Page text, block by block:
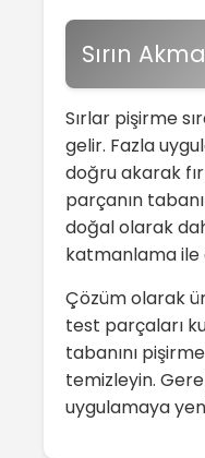
Sırın
Sırlar pişirme
gelir. Fazla
doğru akarak
parçanın
doğal olarak
katmanlama ile
Çözüm olarak
test parçaları
tabanını
temizleyin.
uygulamaya